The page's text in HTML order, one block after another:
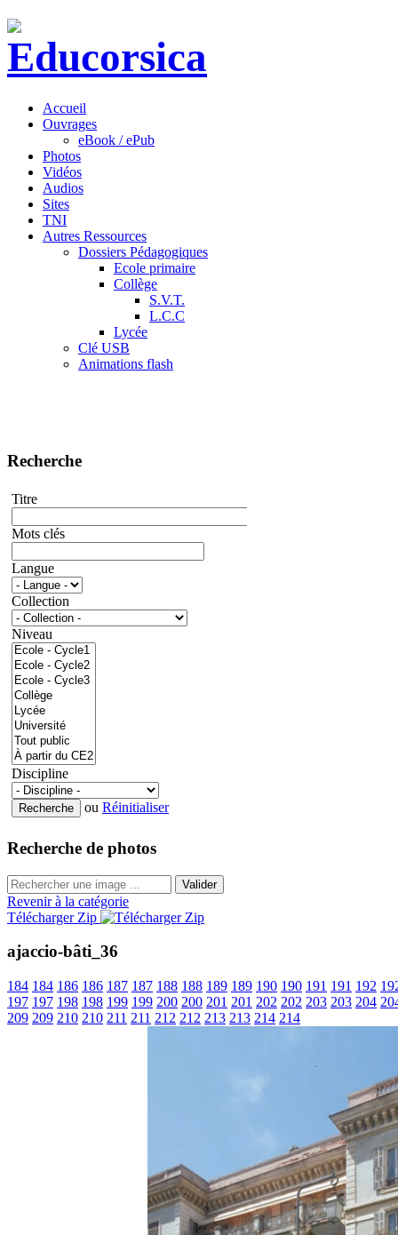
Accueil
Ouvrages
eBook / ePub
Photos
Vidéos
Audios
Sites
TNI
Autres Ressources
Dossiers Pédagogiques
Ecole primaire
Collège
S.V.T.
L.C.C
Lycée
Clé USB
Animations flash
Recherche
Titre
Mots clés
Langue
Collection
Niveau
Discipline
ou Réinitialiser
Recherche de photos
Valider
Revenir à la catégorie
Télécharger Zip
ajaccio-bâti_36
184 184 186 186 187 187 188 188 189 189 190 190 191 191 192
197 197 198 198 199 199 200 200 201 201 202 202 203 203 204
209 209 210 210 211 211 212 212 213 213 214 214